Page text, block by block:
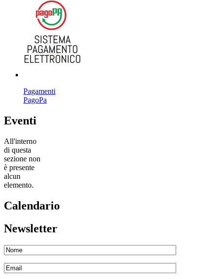
Pagamenti
PagoPa
Eventi
All'interno
di questa
sezione non
è presente
alcun
elemento.
Calendario
Newsletter